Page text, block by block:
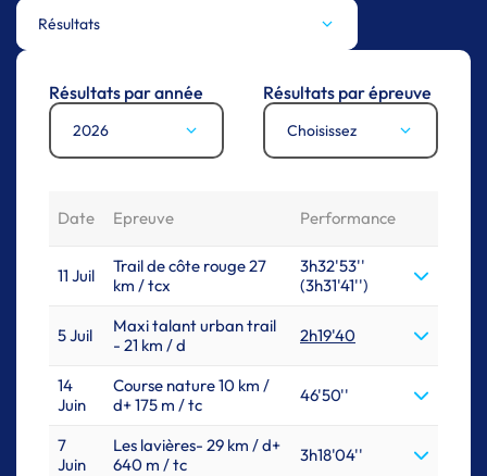
Résultats
Résultats par année
2026
Résultats par épreuve
Choisissez
Date Epreuve Performance
11 Juil
Trail de côte rouge 27
km / tcx
3h32'53''
(3h31'41'')
5 Juil
Maxi talant urban trail
- 21 km / d
2h19'40
14
Juin
Course nature 10 km /
d+ 175 m / tc
46'50''
7
Juin
Les lavières- 29 km / d+
640 m / tc
3h18'04''